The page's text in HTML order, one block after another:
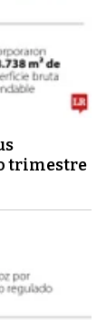
trimestre